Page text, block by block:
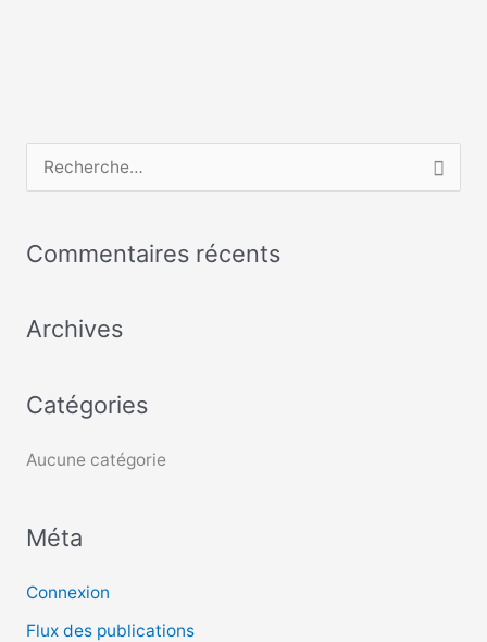
c
r
h
:
Commentaires récents
Archives
Catégories
Aucune catégorie
Méta
Connexion
Flux des publications